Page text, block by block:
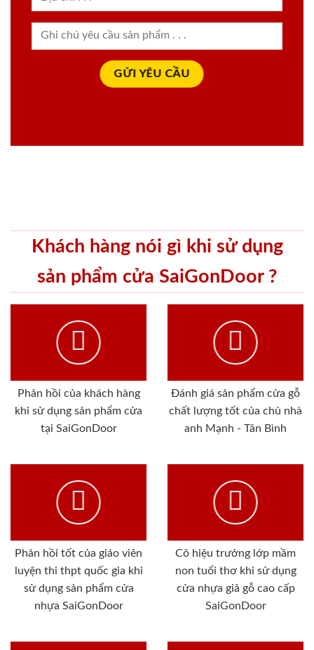
Khách hàng nói gì khi sử dụng
sản phẩm cửa SaiGonDoor ?
Phản hồi của khách hàng
khi sử dụng sản phẩm cửa
tại SaiGonDoor
Đánh giá sản phẩm cửa gỗ
chất lượng tốt của chủ nhà
anh Mạnh - Tân Bình
Phản hồi tốt của giáo viên
luyện thi thpt quốc gia khi
sử dụng sản phẩm cửa
nhựa SaiGonDoor
Cô hiệu trưởng lớp mầm
non tuổi thơ khi sử dụng
cửa nhựa giả gỗ cao cấp
SaiGonDoor